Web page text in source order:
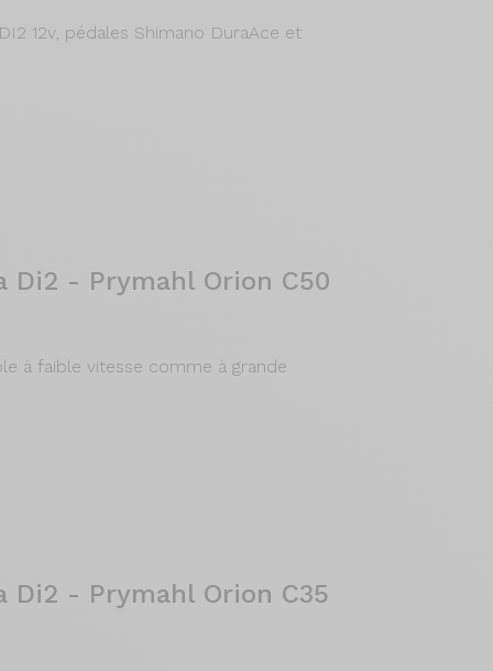
12v, pédales Shimano DuraAce et
Di2 - Prymahl Orion C50
à faible vitesse comme à grande
Di2 - Prymahl Orion C35